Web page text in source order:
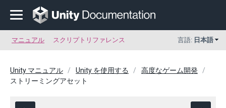
マニュアル スクリプトリファレンス 言語: 日本語
Unity マニュアル Unity を使用する
高度なゲーム開発
ストリーミングアセット